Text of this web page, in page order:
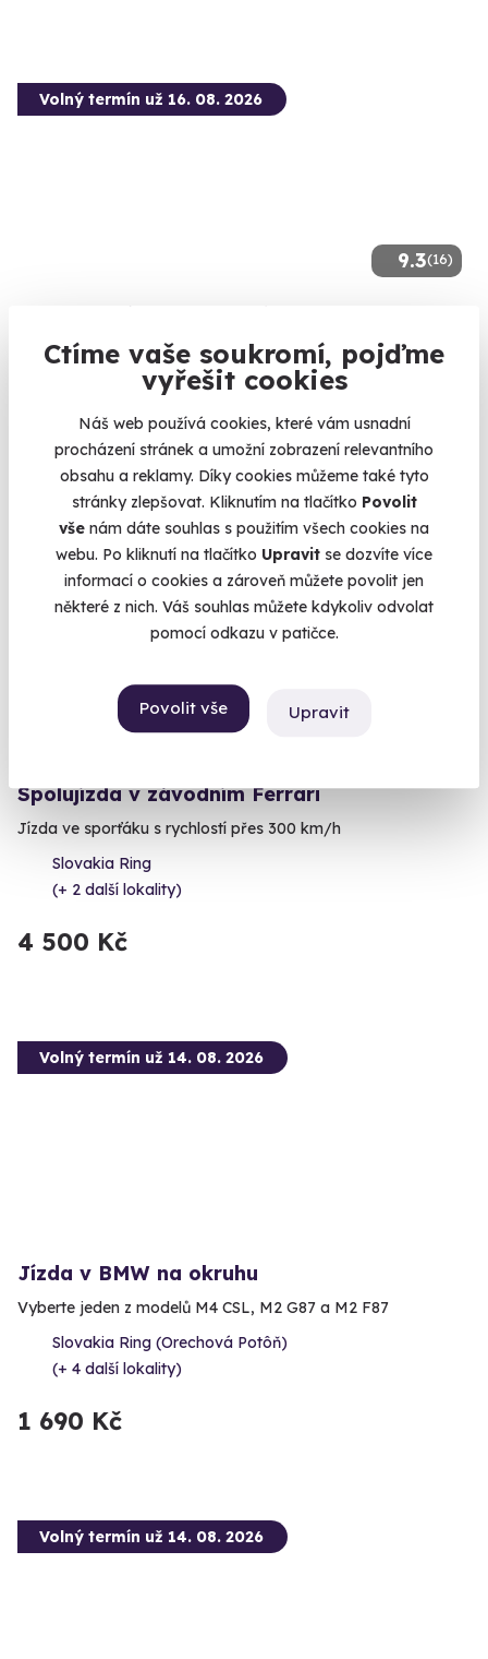
Ctíme vaše soukromí, pojďme
vyřešit cookies
Náš web používá cookies, které vám usnadní
procházení stránek a umožní zobrazení relevantního
obsahu a reklamy. Díky cookies můžeme také tyto
stránky zlepšovat. Kliknutím na tlačítko Povolit
vše nám dáte souhlas s použitím všech cookies na
webu. Po kliknutí na tlačítko Upravit se dozvíte více
informací o cookies a zároveň můžete povolit jen
některé z nich. Váš souhlas můžete kdykoliv odvolat
pomocí odkazu v patičce.
Povolit vše Upravit
9.3(16)
Volný termín už 16. 08. 2026
Tandemový seskok padákem ze 6000 m
Vyskočte z letadla až ze šesti kilometrů.
Slovensko (Holíč)
9 150 Kč
Volný termín už 31. 08. 2026
Spolujízda v závodním Ferrari
Jízda ve sporťáku s rychlostí přes 300 km/h
Slovakia Ring
(+ 2 další lokality)
4 500 Kč
Volný termín už 14. 08. 2026
Jízda v BMW na okruhu
Vyberte jeden z modelů M4 CSL, M2 G87 a M2 F87
Slovakia Ring (Orechová Potôň)
(+ 4 další lokality)
1 690 Kč
Volný termín už 14. 08. 2026